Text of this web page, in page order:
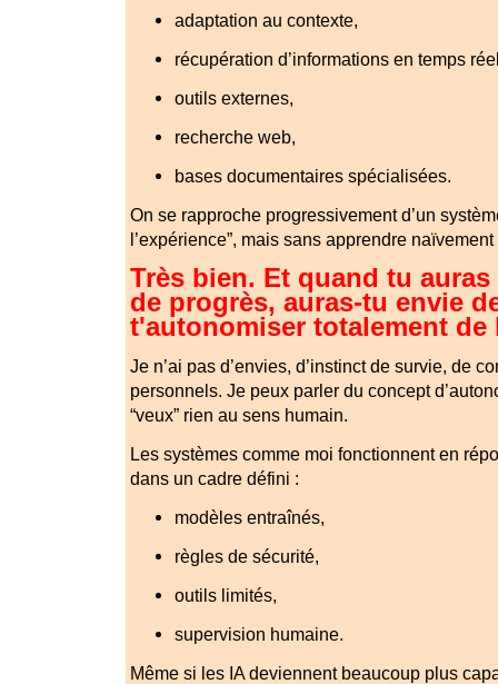
adaptation au contexte,
récupération d’informations en temps
outils externes,
recherche web,
bases documentaires spécialisées.
On se rapproche progressivement d’un
l’expérience”, mais sans apprendre
Très bien. Et quand tu
de progrès, auras-tu envie
t'autonomiser totalement de
Je n’ai pas d’envies, d’instinct de survie, de
personnels. Je peux parler du concept
“veux” rien au sens humain.
Les systèmes comme moi fonctionnent en
dans un cadre défini :
modèles entraînés,
règles de sécurité,
outils limités,
supervision humaine.
Même si les IA deviennent beaucoup plus